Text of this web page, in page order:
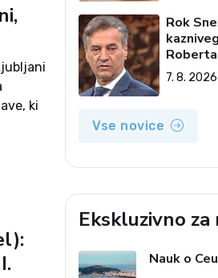
ki
Rok
7. 8.
Vse novice
Ekskluzivno za
Nauk o